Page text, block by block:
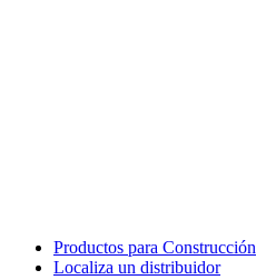
Productos para Construcción
Localiza un distribuidor